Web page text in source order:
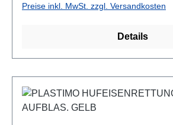
Preise inkl. MwSt. zzgl. Versandkosten
Details